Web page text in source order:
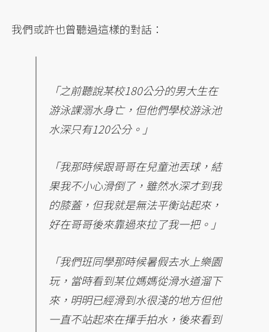
我們或許也曾聽過這樣的對話：
「之前聽說某校180公分的男大生在
游泳課溺水身亡，但他們學校游泳池
水深只有120公分。」
「我那時候跟哥哥在兒童池丟球，結
果我不小心滑倒了，雖然水深才到我
的膝蓋，但我就是無法平衡站起來，
好在哥哥後來靠過來拉了我一把。」
「我們班同學那時候暑假去水上樂園
玩，當時看到某位媽媽從滑水道溜下
來，明明已經滑到水很淺的地方但他
一直不站起來在揮手拍水，後來看到